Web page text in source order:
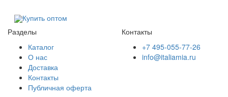
Купить оптом
Разделы
Каталог
О нас
Доставка
Контакты
Публичная оферта
Контакты
+7 495-055-77-26
info@italiamia.ru